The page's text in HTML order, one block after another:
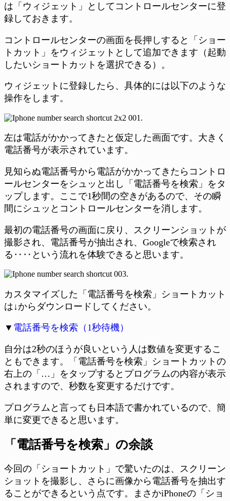
は「ウィジェット」としてコントロールセンターに登
録しておきます。
コントロールセンターの画面を長押しすると「ショー
トカット」をウィジェットとして追加できます（起動
したいショートカットを選択できる）。
ウィジェットに登録したら、具体的には以下のような
操作をします。
左は電話がかかってきたと仮定した画面です。大きく
電話番号が表示されています。
見知らぬ電話番号から電話がかかってきたらコントロ
ールセンターをシュッと出し「電話番号を検索」をタ
ップします。ここで1秒間の空きがあるので、その瞬
間にシュッとコントロールセンターを消します。
最初の電話番号の画面に戻り、スクリーンショットが
撮影され、電話番号が抽出され、Googleで検索され
る‥‥という流れを体験できると思います。
カスタマイズした「電話番号を検索」ショートカット
は↓からダウンロードしてください。
▼ 電話番号を検索（1秒待機）
自分は2秒のほうが良いという人は数値を変更するこ
ともできます。「電話番号を検索」ショートカットの
右上の「…」をタップするとプログラムの内容が表示
されますので、秒数を変更するだけです。
プログラムと言っても日本語で書かれているので、簡
単に変更できると思います。
「電話番号を検索」の余談
今回の「ショートカット」で驚いたのは、スクリーン
ショットを撮影し、さらに画像から電話番号を抽出す
ることができるという点です。まさかiPhoneの「ショ